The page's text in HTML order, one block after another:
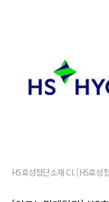
HS효성첨단소재 CI. [HS효성